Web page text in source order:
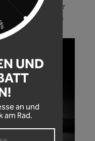
ins Design der
und die
UND
an und
am Rad.